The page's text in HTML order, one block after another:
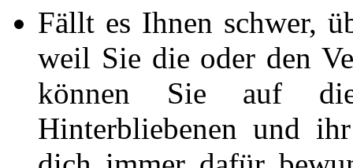
Fällt es Ihnen schwer,
weil Sie die oder den
können Sie auf
Hinterbliebenen und